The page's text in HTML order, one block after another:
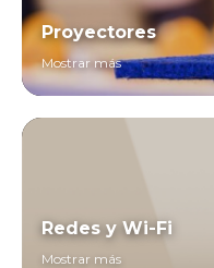
Proyectores
Mostrar más
Redes y Wi-Fi
Mostrar más